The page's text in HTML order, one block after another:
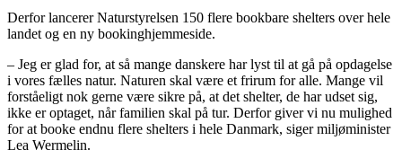
Derfor lancerer Naturstyrelsen 150 flere bookbare shelters over hele
landet og en ny bookinghjemmeside.
– Jeg er glad for, at så mange danskere har lyst til at gå på opdagelse
i vores fælles natur. Naturen skal være et frirum for alle. Mange vil
forståeligt nok gerne være sikre på, at det shelter, de har udset sig,
ikke er optaget, når familien skal på tur. Derfor giver vi nu mulighed
for at booke endnu flere shelters i hele Danmark, siger miljøminister
Lea Wermelin.